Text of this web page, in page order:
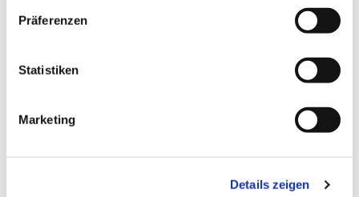
Präferenzen
Statistiken
Marketing
Details zeigen